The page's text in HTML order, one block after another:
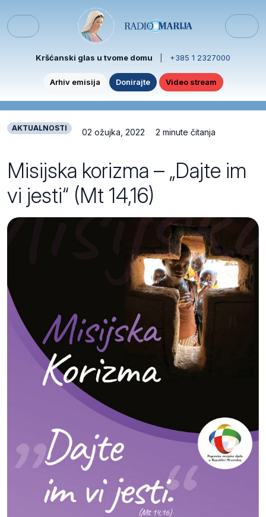
Menu
Kršćanski glas u tvome domu +385 1 2327000
Arhiv emisija Donirajte Video stream
AKTUALNOSTI 02 ožujka, 2022 2 minute čitanja
Misijska korizma – „Dajte im
vi jesti“ (Mt 14,16)